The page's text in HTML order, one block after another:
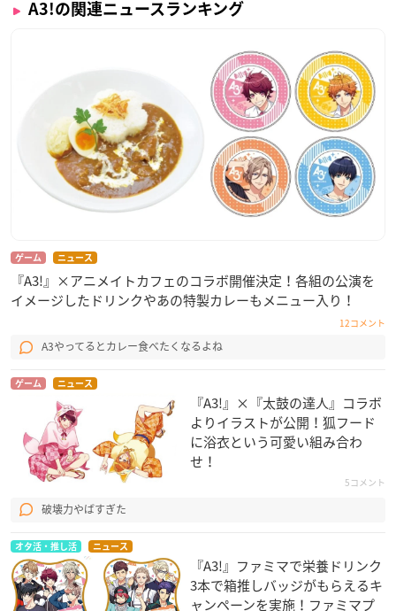
A3!の関連ニュースランキング
ゲーム ニュース
『A3!』×アニメイトカフェのコラボ開催決定！各組の公演を
イメージしたドリンクやあの特製カレーもメニュー入り！
12コメント
A3やってるとカレー食べたくなるよね
ゲーム ニュース
『A3!』×『太鼓の達人』コラボ
よりイラストが公開！狐フード
に浴衣という可愛い組み合わ
せ！
5コメント
破壊力やばすぎた
オタ活・推し活 ニュース
『A3!』ファミマで栄養ドリンク
3本で箱推しバッジがもらえるキ
ャンペーンを実施！ファミマプ